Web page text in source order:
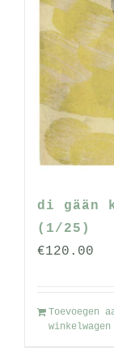
di gään
(1/25)
€120.00
Toevoegen
winkelwagen